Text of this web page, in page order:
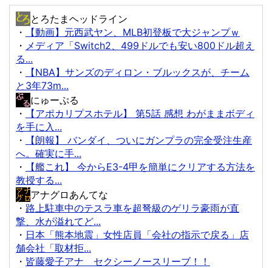
とろたまヘッドライン
・
【動画】元西武ヤン、MLB初登板で大ジャンプｗ
・ メディア「Switch2、499ドルでも安い800ドル超え
る...
・
【NBA】サンズのディロン・ブルックスが、チーム
と3年73m...
にゅーぷる
・
【アポカリプスホテル】 第5話 感想 わがままボディ
を手に入...
・
【朗報】 バンダイ、ついにガンプラの完全受注生産
へ。確実に手...
・
【艦これ】 今からE3-4甲を簡単にクリアする方法を
教授する...
アナグロあんてな
・ 路上駐車中のテスラ車を超弩級のゲリラ豪雨が直
撃、水が溢れてど...
・ 日本「熊本地震」女性店員「会社の指示で戻る」店
舗会社「取材拒...
・ 皆藤愛子アナ セクシーノースリーブ！！